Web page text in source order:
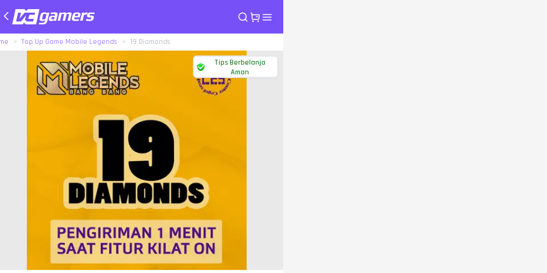
Top Up Game Mobile Legends 19 Diamonds
Tips Berbelanja
Aman